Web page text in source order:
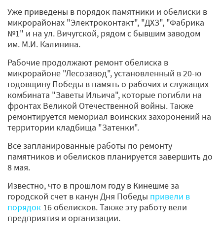
Уже приведены в порядок памятники и обелиски в
микрорайонах "Электроконтакт", "ДХЗ", "Фабрика
№1" и на ул. Вичугской, рядом с бывшим заводом
им. М.И. Калинина.
Рабочие продолжают ремонт обелиска в
микрорайоне "Лесозавод", установленный в 20-ю
годовщину Победы в память о рабочих и служащих
комбината "Заветы Ильича", которые погибли на
фронтах Великой Отечественной войны. Также
ремонтируется мемориал воинских захоронений на
территории кладбища "Затенки".
Все запланированные работы по ремонту
памятников и обелисков планируется завершить до
8 мая.
Известно, что в прошлом году в Кинешме за
городской счет в канун Дня Победы привели в
порядок 16 обелисков. Также эту работу вели
предприятия и организации.